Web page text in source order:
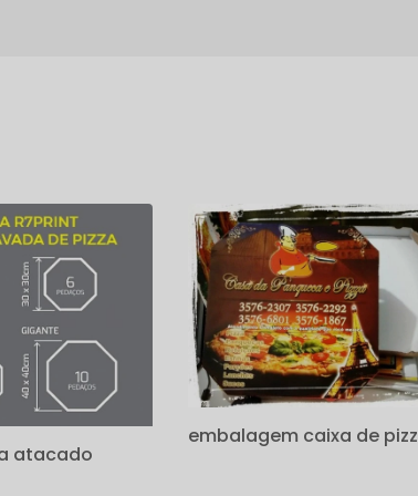
atacado
embalagem caixa de